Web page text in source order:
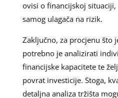
ovisi o financijskoj
samog ulagača na rizik.
Zaključno, za procjenu što
potrebno je analizirati
financijske kapacitete te
povrat investicije. Stoga,
detaljna analiza tržišta